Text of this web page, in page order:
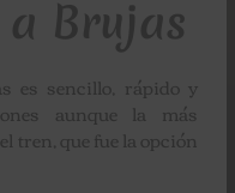
Brujas
es sencillo, rápido y
aunque la más
tren, que fue la opción